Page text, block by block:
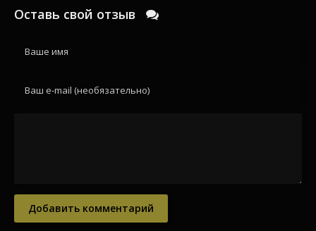
Оставь свой отзыв
Добавить комментарий